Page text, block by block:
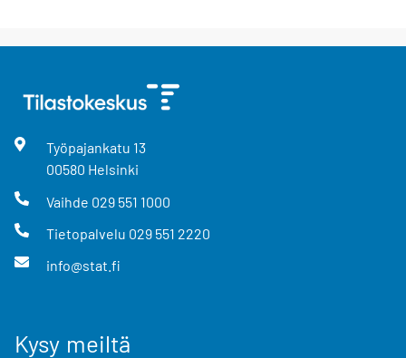
Työpajankatu 13
00580 Helsinki
Vaihde 029 551 1000
Tietopalvelu 029 551 2220
info@stat.fi
Kysy meiltä